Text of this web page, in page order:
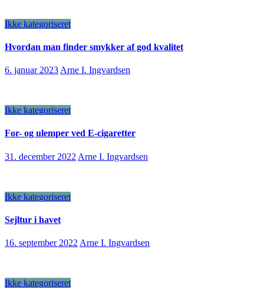
Ikke kategoriseret
Hvordan man finder smykker af god kvalitet
6. januar 2023 Arne I. Ingvardsen
Ikke kategoriseret
For- og ulemper ved E-cigaretter
31. december 2022 Arne I. Ingvardsen
Ikke kategoriseret
Sejltur i havet
16. september 2022 Arne I. Ingvardsen
Ikke kategoriseret